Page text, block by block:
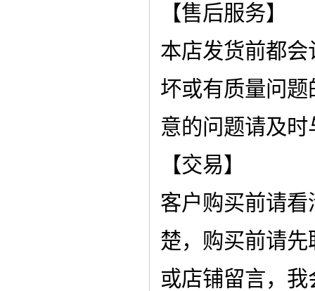
【售后服务】
本店发货前都
坏或有质量问
意的问题请及
【交易】
客户购买前请
楚，购买前请
或店铺留言，